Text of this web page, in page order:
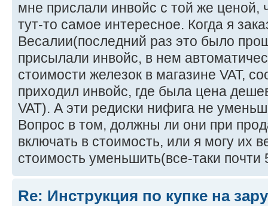
мне прислали инвойс с той же ценой,
тут-то самое интересное. Когда я
Весалии(последний раз это было
присылали инвойс, в нем
стоимости железок в магазине VAT,
приходил инвойс, где была цена
VAT). А эти редиски нифига не
Вопрос в том, должны ли они при
включать в стоимость, или я могу их
стоимость уменьшить(все-таки почти
Re: Инструкция по купке на